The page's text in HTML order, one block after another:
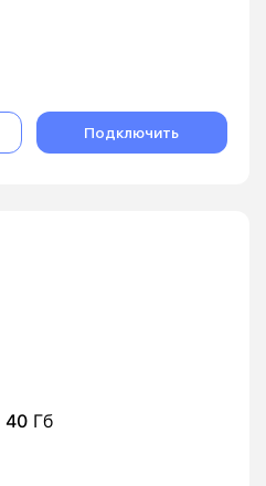
Подключить
40 Гб